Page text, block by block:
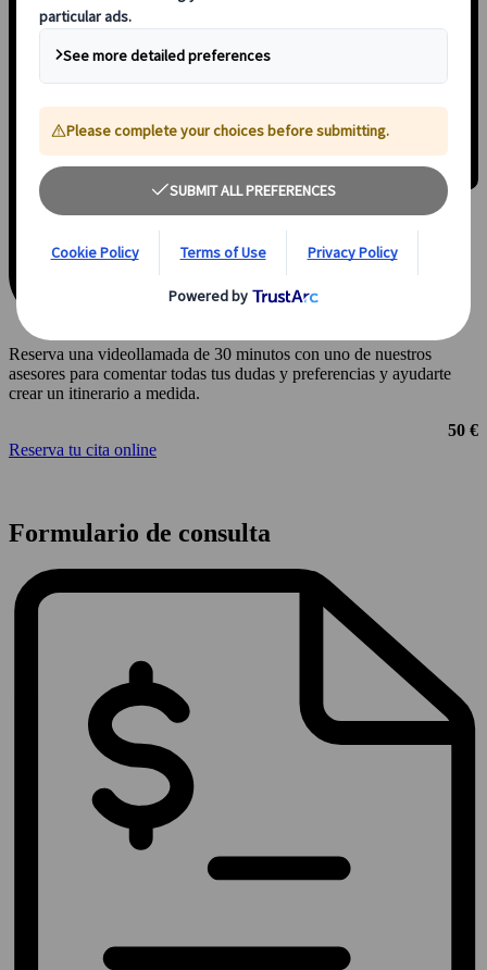
Reserva una videollamada de 30 minutos con uno de nuestros
asesores para comentar todas tus dudas y preferencias y ayudarte
crear un itinerario a medida.
50 €
Reserva tu cita online
Formulario de consulta